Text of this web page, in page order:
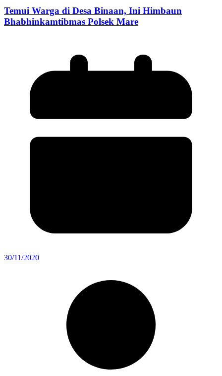
Temui Warga di Desa Binaan, Ini Himbaun
Bhabhinkamtibmas Polsek Mare
30/11/2020